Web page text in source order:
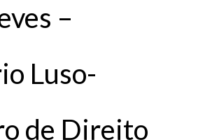
–
Luso-
de Direito